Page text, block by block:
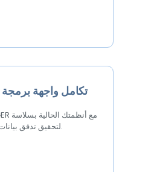
تكامل واجهة برمجة
لتحقيق تدفق بيانات فعال.